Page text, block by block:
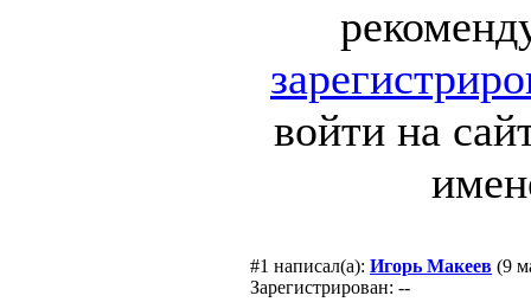
войти на
#1 написал(а): Игорь Макеев (9
Зарегистрирован: --